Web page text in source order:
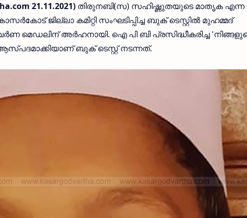
21.11.2021) തിരുനബി(സ) സഹിഷ്ണുതയുടെ മാതൃക എന്ന
ജില്ലാ കമിറ്റി സംഘടിപ്പിച്ച ബുക് ടെസ്റ്റിൽ മുഹമ്മദ്
മെഡലിന് അർഹനായി. ഐ പി ബി പ്രസിദ്ധീകരിച്ച
ബുക് ടെസ്റ്റ് നടന്നത്.